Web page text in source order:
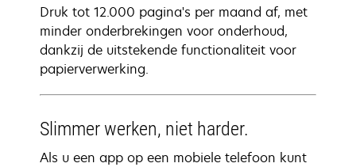
Druk tot 12.000 pagina's per maand af, met
minder onderbrekingen voor onderhoud,
dankzij de uitstekende functionaliteit voor
papierverwerking.
Slimmer werken, niet harder.
Als u een app op een mobiele telefoon kunt